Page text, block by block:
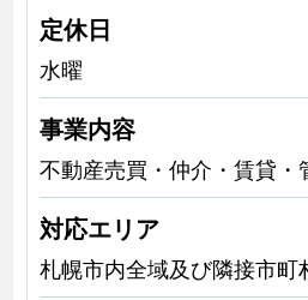
定休日
水曜
事業内容
不動産売買・仲介・賃貸・
対応エリア
札幌市内全域及び隣接市町